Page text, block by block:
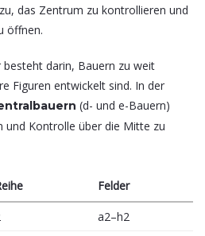
das Zentrum zu kontrollieren und
öffnen.
darin, Bauern zu weit
Figuren entwickelt sind. In der
(d- und e-Bauern)
und Kontrolle über die Mitte zu
Felder
a2–h2